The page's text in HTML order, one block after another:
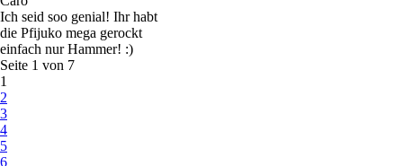
Ich seid soo genial! Ihr habt
die Pfijuko mega gerockt
einfach nur Hammer! :)
Seite 1 von 7
1
2
3
4
5
6